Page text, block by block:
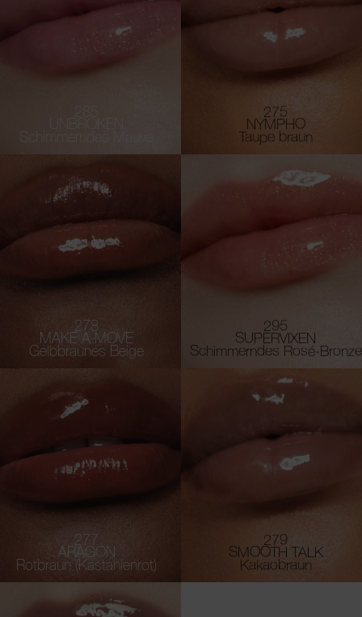
UNBROKEN
Schimmerndes Mauve
275
NYMPHO
Taupe braun
278
MAKE A MOVE
Gelbbraunes Beige
295
SUPERVIXEN
Schimmerndes Rosé-Bronze
277
ARAGÓN
Rotbraun (Kastanienrot)
279
SMOOTH TALK
Kakaobraun